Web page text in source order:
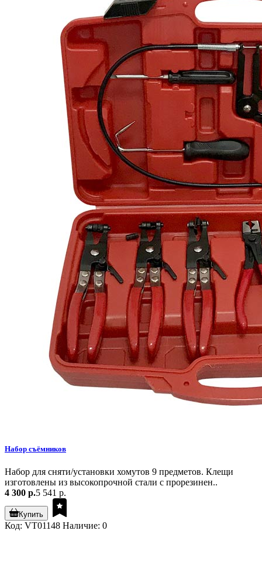
Набор съёмников
Набор для сняти/установки хомутов 9 предметов. Клещи
изготовлены из высокопрочной стали с прорезинен..
4 300 р.5 541 р.
Купить
Код: VT01148 Наличие: 0